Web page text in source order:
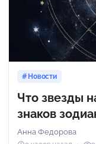
Новости
Что звезды
знаков
Анна Федорова